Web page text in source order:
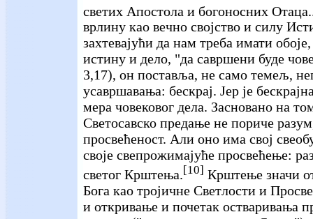
светих Апостола и богоносних
врлину као вечно својство и силу
захтевајући да нам треба имати
истину и дело, "да савршени буде
3,17), он поставља, не само темељ,
усавршавања: бескрај. Јер је
мера човековог дела. Засновано на
Светосавско предање не пориче
просвећеност. Али оно има свој
своје свепрожимајуће просвећење:
светог Крштења.[10] Крштење значи
Бога као тројичне Светлости и
и откривање и почетак остваривања